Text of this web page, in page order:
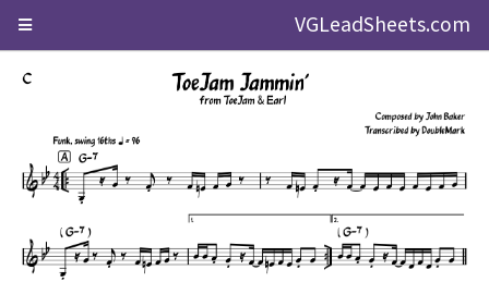
VGLeadSheets.com